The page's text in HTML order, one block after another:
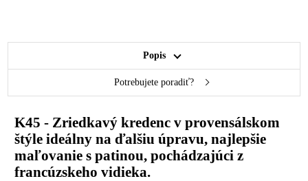
Popis
Potrebujete poradiť?
K45 - Zriedkavý kredenc v provensálskom
štýle ideálny na ďalšiu úpravu, najlepšie
maľovanie s patinou, pochádzajúci z
francúzskeho vidieka.